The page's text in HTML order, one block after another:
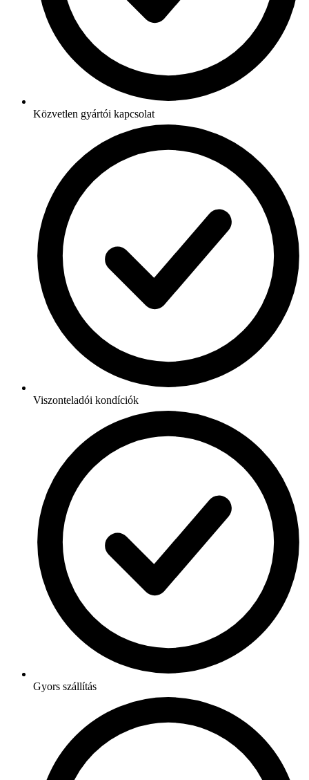
Közvetlen gyártói kapcsolat
Viszonteladói kondíciók
Gyors szállítás